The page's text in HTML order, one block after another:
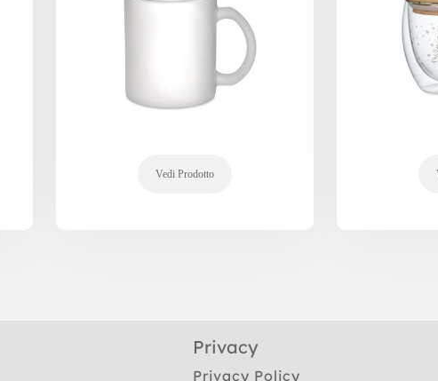
Privacy
Privacy Policy